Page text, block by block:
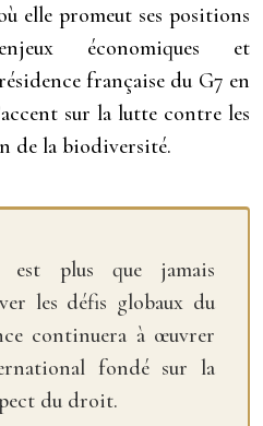
elle promeut ses positions
économiques et
française du G7 en
sur la lutte contre les
de la biodiversité.
est plus que jamais
les défis globaux du
continuera à œuvrer
fondé sur la
du droit.